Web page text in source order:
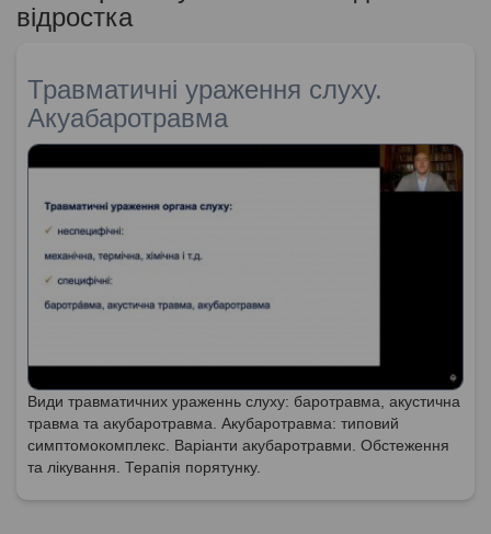
відростка
Травматичні ураження слуху.
Акуабаротравма
Види травматичних ураженнь слуху: баротравма, акустична
травма та акубаротравма. Акубаротравма: типовий
симптомокомплекс. Варіанти акубаротравми. Обстеження
та лікування. Терапія порятунку.